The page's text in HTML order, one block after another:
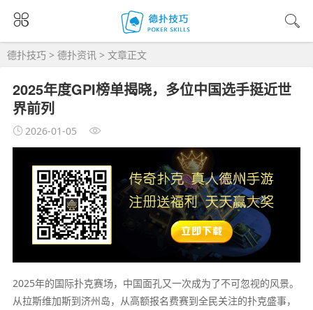
德扑技巧 > 德扑资讯 > 文章正文
2025年度GPI榜单揭晓，多位中国选手挺近世
界前列
2026-01-05
2025年的国际扑克赛场，中国面孔又一次成为了不可忽视的风景。
从拉斯维加斯到济州岛，从高额报名费赛到全民关注的扑克盛事，